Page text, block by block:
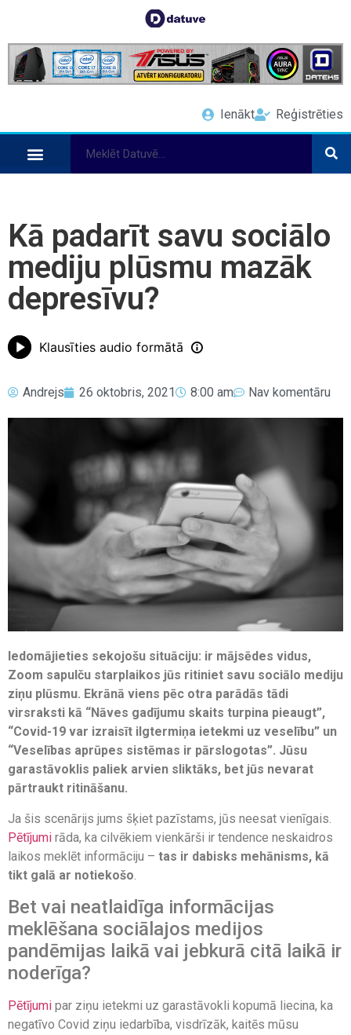
Ienākt Reģistrēties
Kā padarīt savu sociālo
mediju plūsmu mazāk
depresīvu?
Klausīties audio formātā
Andrejs 26 oktobris, 2021 8:00 am Nav komentāru
Iedomājieties sekojošu situāciju: ir mājsēdes vidus,
Zoom sapulču starplaikos jūs ritiniet savu sociālo mediju
ziņu plūsmu. Ekrānā viens pēc otra parādās tādi
virsraksti kā “Nāves gadījumu skaits turpina pieaugt”,
“Covid-19 var izraisīt ilgtermiņa ietekmi uz veselību” un
“Veselības aprūpes sistēmas ir pārslogotas”. Jūsu
garastāvoklis paliek arvien sliktāks, bet jūs nevarat
pārtraukt ritināšanu.
Ja šis scenārijs jums šķiet pazīstams, jūs neesat vienīgais.
Pētījumi rāda, ka cilvēkiem vienkārši ir tendence neskaidros
laikos meklēt informāciju – tas ir dabisks mehānisms, kā
tikt galā ar notiekošo.
Bet vai neatlaidīga informācijas
meklēšana sociālajos medijos
pandēmijas laikā vai jebkurā citā laikā ir
noderīga?
Pētījumi par ziņu ietekmi uz garastāvokli kopumā liecina, ka
negatīvo Covid ziņu iedarbība, visdrīzāk, kaitēs mūsu